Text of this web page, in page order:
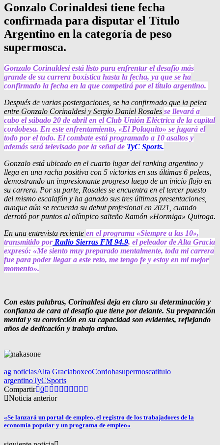
Gonzalo Corinaldesi tiene fecha
confirmada para disputar el Título
Argentino en la categoría de peso
supermosca.
Gonzalo Corinaldesi está listo para enfrentar el desafío más
grande de su carrera boxística hasta la fecha, ya que se ha
confirmado la fecha en la que competirá por el título argentino.
Después de varias postergaciones, se ha confirmado que la pelea
entre Gonzalo Corinaldesi y Sergio Daniel Rosales se llevará a
cabo el sábado 20 de abril en el Club Unión Eléctrica de la capital
cordobesa. En este enfrentamiento, «El Polaquito» se jugará el
todo por el todo. El combate está programado a 10 asaltos y
además será televisado por la señal de TyC Sports.
Gonzalo está ubicado en el cuarto lugar del ranking argentino y
llega en una racha positiva con 5 victorias en sus últimas 6 peleas,
demostrando un impresionante progreso luego de un inicio flojo en
su carrera. Por su parte, Rosales se encuentra en el tercer puesto
del mismo escalafón y ha ganado sus tres últimas presentaciones,
aunque aún se recuerda su debut profesional en 2021, cuando
derrotó por puntos al olímpico salteño Ramón «Hormiga» Quiroga.
En una entrevista reciente en el programa «Siempre a las 10»,
transmitido porRadio Sierras FM 94.9, el peleador de Alta Gracia
expresó: «Me siento muy preparado mentalmente, toda mi carrera
fue para poder llegar a este reto, me tengo fe y estoy en mi mejor
momento».
Con estas palabras, Corinaldesi deja en claro su determinación y
confianza de cara al desafío que tiene por delante. Su preparación
mental y su convicción en su capacidad son evidentes, reflejando
años de dedicación y trabajo arduo.
ag noticiasAlta GraciaboxeoCordobasupermoscatitulo
argentinoTyCSports
Compartir 0
Noticia anterior
«Se lanzará un portal de empleo, el registro de los trabajadores de la
economía popular y un programa de empleo»